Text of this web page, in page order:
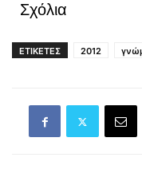
Σχόλια
ΕΤΙΚΕΤΕΣ 2012